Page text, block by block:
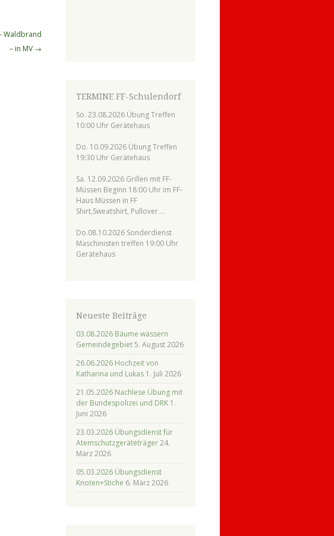
Waldbrand
– in MV →
TERMINE FF-Schulendorf
So. 23.08.2026 Übung Treffen
10:00 Uhr Gerätehaus
Do. 10.09.2026 Übung Treffen
19:30 Uhr Gerätehaus
Sa. 12.09.2026 Grillen mit FF-
Müssen Beginn 18:00 Uhr im FF-
Haus Müssen in FF
Shirt,Sweatshirt, Pullover….
Do.08.10.2026 Sonderdienst
Maschinisten treffen 19:00 Uhr
Gerätehaus
Neueste Beiträge
03.08.2026 Bäume wässern
Gemeindegebiet 5. August 2026
26.06.2026 Hochzeit von
Katharina und Lukas 1. Juli 2026
21.05.2026 Nachlese Übung mit
der Bundespolizei und DRK 1.
Juni 2026
23.03.2026 Übungsdienst für
Atemschutzgeräteträger 24.
März 2026
05.03.2026 Übungsdienst
Knoten+Stiche 6. März 2026